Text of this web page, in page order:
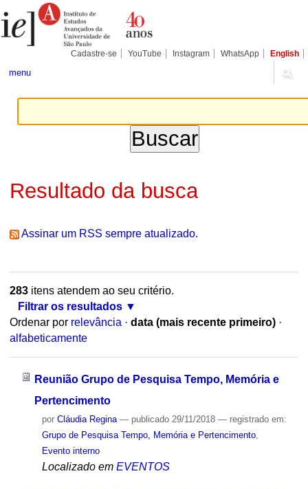
para
conteúdo.
Pessoais
Cadastre-se YouTube Instagram WhatsApp English
menu
Resultado da busca
Assinar um RSS sempre atualizado.
283itens atendem ao seu critério.
Filtrar os resultados
Ordenar por relevância · data (mais recente primeiro) ·
alfabeticamente
Reunião Grupo de Pesquisa Tempo, Memória e
Pertencimento
por Cláudia Regina — publicado29/11/2018 — registrado em:
Grupo de Pesquisa Tempo, Memória e Pertencimento,
Evento interno
Localizado em EVENTOS